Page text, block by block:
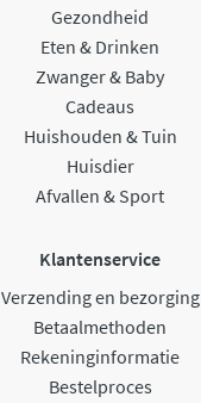
Gezondheid
Eten & Drinken
Zwanger & Baby
Cadeaus
Huishouden & Tuin
Huisdier
Afvallen & Sport
Klantenservice
Verzending en bezorging
Betaalmethoden
Rekeninginformatie
Bestelproces